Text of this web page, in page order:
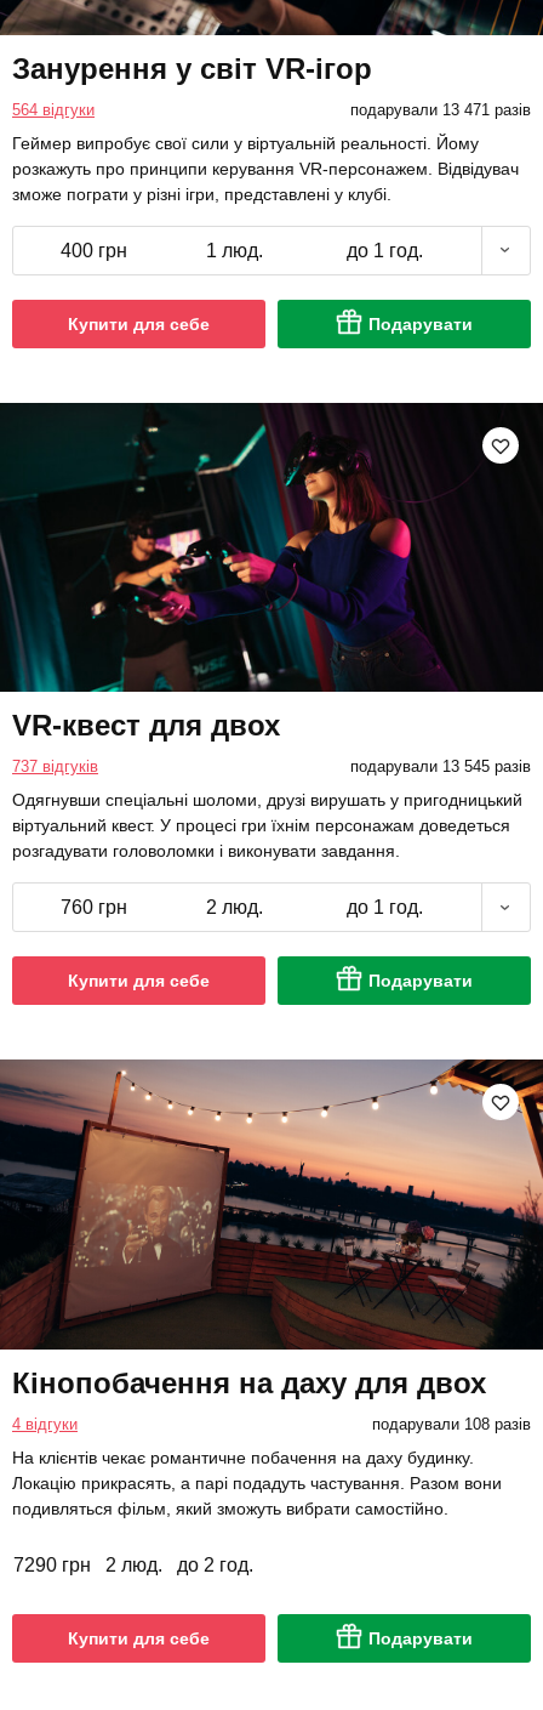
Занурення у світ VR-ігор
564 відгуки подарували 13 471 разів
Геймер випробує свої сили у віртуальній реальності. Йому
розкажуть про принципи керування VR-персонажем. Відвідувач
зможе пограти у різні ігри, представлені у клубі.
400 грн 1 люд. до 1 год.
Купити для себе Подарувати
VR-квест для двох
737 відгуків подарували 13 545 разів
Одягнувши спеціальні шоломи, друзі вирушать у пригодницький
віртуальний квест. У процесі гри їхнім персонажам доведеться
розгадувати головоломки і виконувати завдання.
760 грн 2 люд. до 1 год.
Купити для себе Подарувати
Кінопобачення на даху для двох
4 відгуки подарували 108 разів
На клієнтів чекає романтичне побачення на даху будинку.
Локацію прикрасять, а парі подадуть частування. Разом вони
подивляться фільм, який зможуть вибрати самостійно.
7290 грн 2 люд. до 2 год.
Купити для себе Подарувати